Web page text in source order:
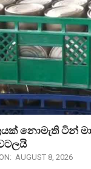
නොමැති ටින්
ON: AUGUST 8, 2026